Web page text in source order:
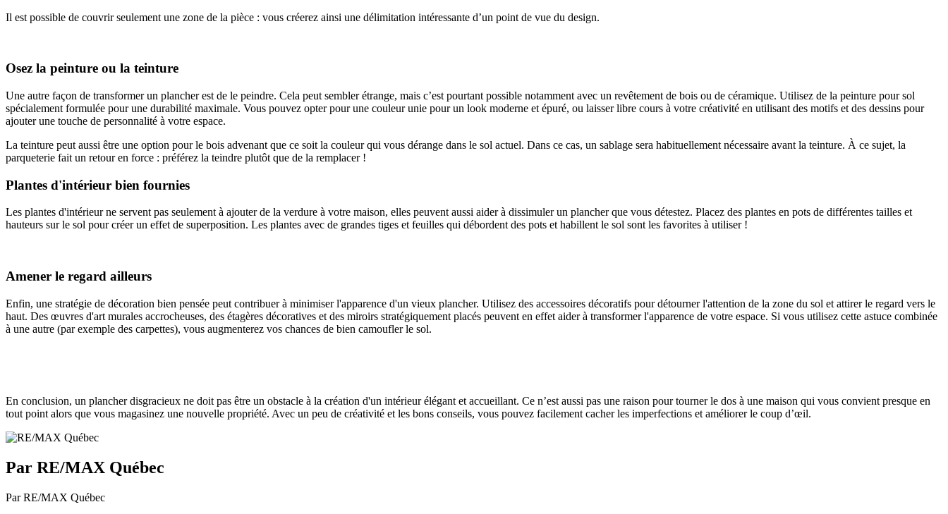
Il est possible de couvrir seulement une zone de la pièce : vous créerez ainsi une délimitation intéressante d’un point de vue du design.
Osez la peinture ou la teinture
Une autre façon de transformer un plancher est de le peindre. Cela peut sembler étrange, mais c’est pourtant possible notamment avec un revêtement de bois ou de céramique. Utilisez de la peinture pour sol
spécialement formulée pour une durabilité maximale. Vous pouvez opter pour une couleur unie pour un look moderne et épuré, ou laisser libre cours à votre créativité en utilisant des motifs et des dessins pour
ajouter une touche de personnalité à votre espace.
La teinture peut aussi être une option pour le bois advenant que ce soit la couleur qui vous dérange dans le sol actuel. Dans ce cas, un sablage sera habituellement nécessaire avant la teinture. À ce sujet, la
parqueterie fait un retour en force : préférez la teindre plutôt que de la remplacer !
Plantes d'intérieur bien fournies
Les plantes d'intérieur ne servent pas seulement à ajouter de la verdure à votre maison, elles peuvent aussi aider à dissimuler un plancher que vous détestez. Placez des plantes en pots de différentes tailles et
hauteurs sur le sol pour créer un effet de superposition. Les plantes avec de grandes tiges et feuilles qui débordent des pots et habillent le sol sont les favorites à utiliser !
Amener le regard ailleurs
Enfin, une stratégie de décoration bien pensée peut contribuer à minimiser l'apparence d'un vieux plancher. Utilisez des accessoires décoratifs pour détourner l'attention de la zone du sol et attirer le regard vers le
haut. Des œuvres d'art murales accrocheuses, des étagères décoratives et des miroirs stratégiquement placés peuvent en effet aider à transformer l'apparence de votre espace. Si vous utilisez cette astuce combinée
à une autre (par exemple des carpettes), vous augmenterez vos chances de bien camoufler le sol.
En conclusion, un plancher disgracieux ne doit pas être un obstacle à la création d'un intérieur élégant et accueillant. Ce n’est aussi pas une raison pour tourner le dos à une maison qui vous convient presque en
tout point alors que vous magasinez une nouvelle propriété. Avec un peu de créativité et les bons conseils, vous pouvez facilement cacher les imperfections et améliorer le coup d’œil.
Par RE/MAX Québec
Par RE/MAX Québec